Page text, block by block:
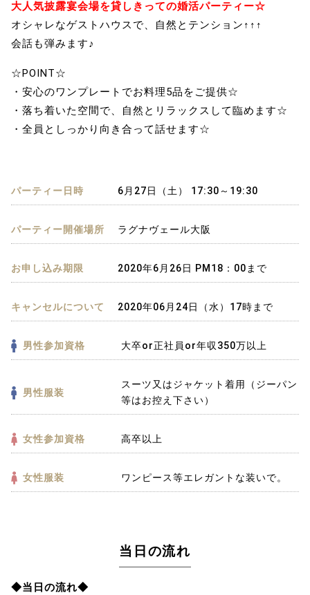
大人気披露宴会場を貸しきっての婚活パーティー☆
オシャレなゲストハウスで、自然とテンション↑↑↑
会話も弾みます♪
☆POINT☆
・安心のワンプレートでお料理5品をご提供☆
・落ち着いた空間で、自然とリラックスして臨めます☆
・全員としっかり向き合って話せます☆
パーティー日時 6月27日（土） 17:30～19:30
パーティー開催場所 ラグナヴェール大阪
お申し込み期限 2020年6月26日 PM18：00まで
キャンセルについて 2020年06月24日（水）17時まで
男性参加資格 大卒or正社員or年収350万以上
男性服装
スーツ又はジャケット着用（ジーパン
等はお控え下さい）
女性参加資格 高卒以上
女性服装 ワンピース等エレガントな装いで。
当日の流れ
◆当日の流れ◆